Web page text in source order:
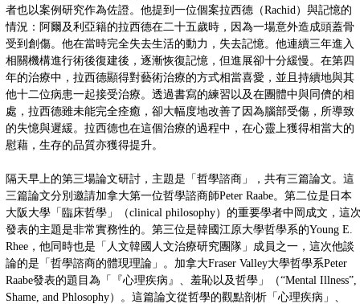
者也以案例研究作為佐證。他提到一位個案拉西德（Rachid）與記憶的
情況：阿爾及利亞籍的拉西德在二十五歲時，因為一場意外造成頭蓋骨
受到創傷。他在當時完全失去生活的動力，失去記憶。他連續三年進入
相關機構進行術後復建後，逐漸恢復記憶，但進展卻十分緩慢。在第四
年的治療中，拉西德顯得對藝術治療的方式相當喜愛，並且持續地與其
他十二位病患一起接受治療。透過書寫的練習以及在團體中與同儕的相
處，拉西德雖未能完全痊癒，卻大幅度地改善了因為腦部受傷，所導致
的失憶與遲緩。拉西德也在這個治療的過程中，在心靈上獲得相當大的
慰藉，生存的品質亦獲得提升。
隔天早上的第三場論文研討，主題是「哲學諮商」，共有三篇論文。這
三篇論文分別邀請加拿大第一位哲學諮商師Peter Raabe。第二位是日本
大阪大學「臨床哲學」（clinical philosophy）的重要學者中岡成文，這
發表的主題是非常實務性的。第三位是韓國江原大學哲學系的Young E.
Rhee，他同時也是「人文韓國人文治療研究團隊」成員之一，這次他談
論的是「哲學諮商的體現理論」。加拿大Fraser Valley大學哲學系Peter
Raabe發表的題目為「『心理疾病』、羞恥以及哲學」（“Mental Illness”,
Shame, and Phlosophy）。這篇論文從哲學的觀點剖析「心理疾病」、